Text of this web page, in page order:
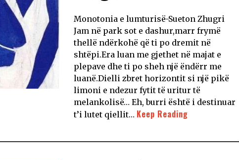
Monotonia e lumturisë-Sueton Zhugri
Jam në park sot e dashur,marr frymë
thellë ndërkohë që ti po dremit në
shtëpi.Era luan me gjethet në majat e
plepave dhe ti po sheh një ëndërr me
luanë.Dielli zbret horizontit si një pikë
limoni e ndezur fytit të uritur të
melankolisë… Eh, burri është i destinuar
t’i lutet qiellit… Keep Reading